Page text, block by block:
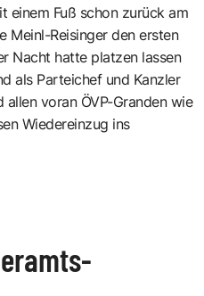
einem Fuß schon zurück am
Meinl-Reisinger den ersten
Nacht hatte platzen lassen
als Parteichef und Kanzler
voran ÖVP-Granden wie
Wiedereinzug ins